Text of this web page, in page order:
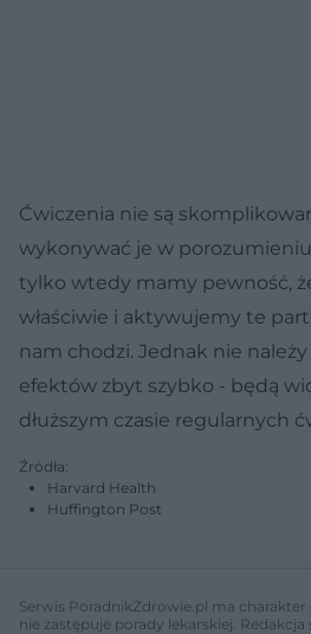
Ćwiczenia nie są
wykonywać je w
tylko wtedy mamy pewność,
właściwie i aktywujemy te
nam chodzi. Jednak nie
efektów zbyt szybko - będą
dłuższym czasie regularnych
Źródła:
Harvard Health
Huffington Post
Serwis PoradnikZdrowie.pl ma
nie zastępuje porady lekarskiej.